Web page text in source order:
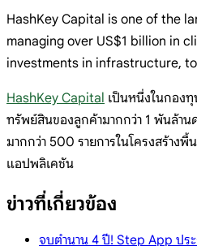
HashKey Capital is one of the
managing over US$1 billion in
investments in infrastructure,
HashKey Capital เป็นหนึ่งในกอง
ทรัพย์สินของลูกค้ามากกว่า 1 พันล้าน
มากกว่า 500 รายการในโครงสร้างพื้
แอปพลิเคชัน
ข่าวที่เกี่ยวข้อง
จบตำนาน 4 ปี! Step App ปร